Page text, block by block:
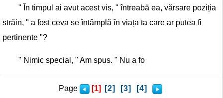
" În timpul ai avut acest vis, " întreabă ea, vărsare poziția
străin, " a fost ceva se întâmplă în viața ta care ar putea fi
pertinente "?
" Nimic special, " Am spus. " Nu a fo
Page [1] [2] [3] [4]